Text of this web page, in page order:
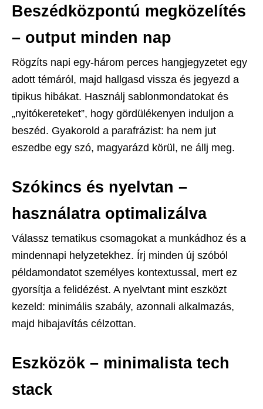
Beszédközpontú megközelítés
– output minden nap
Rögzíts napi egy-három perces hangjegyzetet egy
adott témáról, majd hallgasd vissza és jegyezd a
tipikus hibákat. Használj sablonmondatokat és
„nyitókereteket”, hogy gördülékenyen induljon a
beszéd. Gyakorold a parafrázist: ha nem jut
eszedbe egy szó, magyarázd körül, ne állj meg.
Szókincs és nyelvtan –
használatra optimalizálva
Válassz tematikus csomagokat a munkádhoz és a
mindennapi helyzetekhez. Írj minden új szóból
példamondatot személyes kontextussal, mert ez
gyorsítja a felidézést. A nyelvtant mint eszközt
kezeld: minimális szabály, azonnali alkalmazás,
majd hibajavítás célzottan.
Eszközök – minimalista tech
stack